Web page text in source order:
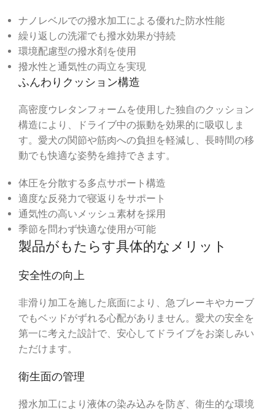
ナノレベルでの撥水加工による優れた防水性能
繰り返しの洗濯でも撥水効果が持続
環境配慮型の撥水剤を使用
撥水性と通気性の両立を実現
ふんわりクッション構造
高密度ウレタンフォームを使用した独自のクッション
構造により、ドライブ中の振動を効果的に吸収しま
す。愛犬の関節や筋肉への負担を軽減し、長時間の移
動でも快適な姿勢を維持できます。
体圧を分散する多点サポート構造
適度な反発力で寝返りをサポート
通気性の高いメッシュ素材を採用
季節を問わず快適な使用が可能
製品がもたらす具体的なメリット
安全性の向上
非滑り加工を施した底面により、急ブレーキやカーブ
でもベッドがずれる心配がありません。愛犬の安全を
第一に考えた設計で、安心してドライブをお楽しみい
ただけます。
衛生面の管理
撥水加工により液体の染み込みを防ぎ、衛生的な環境